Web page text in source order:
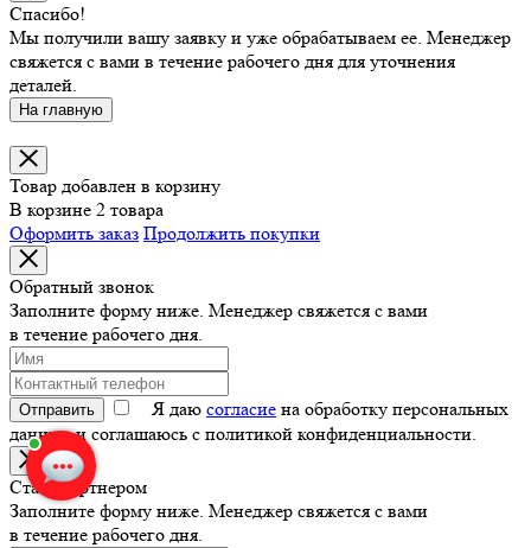
Спасибо!
Мы получили вашу заявку и уже обрабатываем ее. Менеджер
свяжется с вами в течение рабочего дня для уточнения
деталей.
На главную
Товар добавлен в корзину
В корзине 2 товара
Оформить заказ Продолжить покупки
Обратный звонок
Заполните форму ниже. Менеджер свяжется с вами
в течение рабочего дня.
Отправить Я даю согласие на обработку персональных
данных и соглашаюсь с политикой конфиденциальности.
Стать партнером
Заполните форму ниже. Менеджер свяжется с вами
в течение рабочего дня.